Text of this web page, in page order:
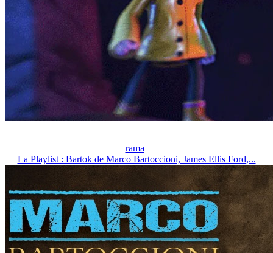
rama
La Playlist : Bartok de Marco Bartoccioni, James Ellis Ford,...